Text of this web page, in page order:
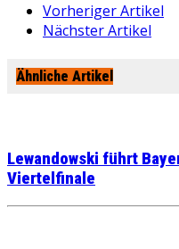
Vorheriger Artikel
Nächster Artikel
Ähnliche Artikel
Lewandowski führt
Viertelfinale